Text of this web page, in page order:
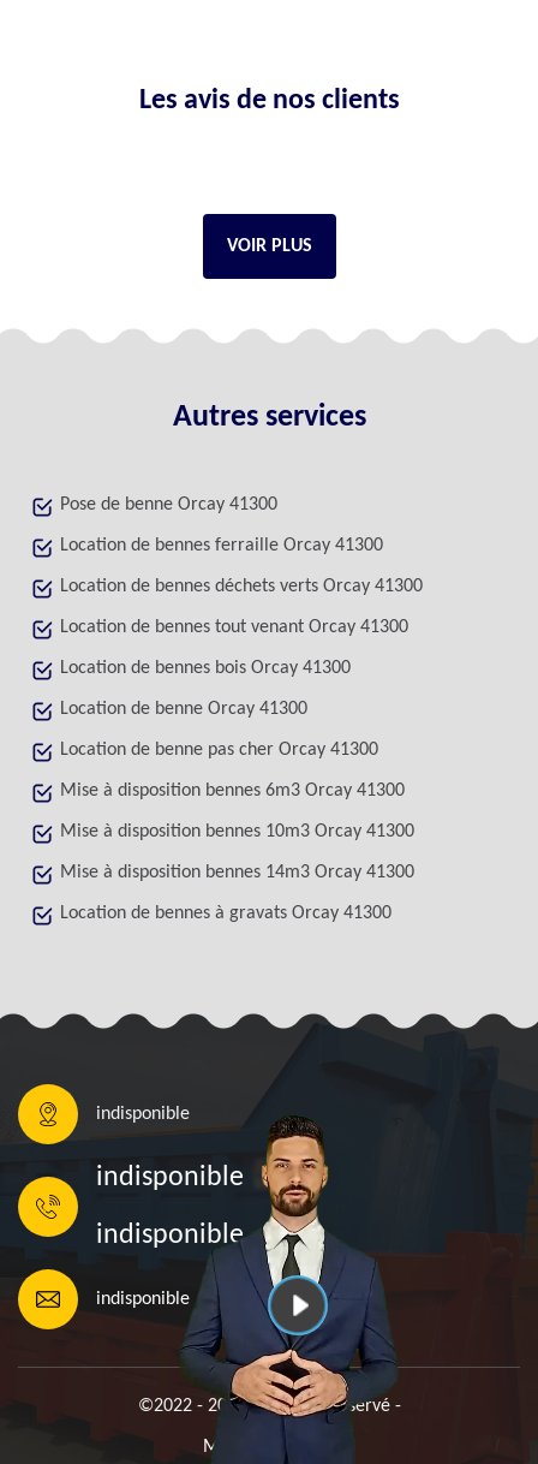
Les avis de nos clients
VOIR PLUS
Autres services
Pose de benne Orcay 41300
Location de bennes ferraille Orcay 41300
Location de bennes déchets verts Orcay 41300
Location de bennes tout venant Orcay 41300
Location de bennes bois Orcay 41300
Location de benne Orcay 41300
Location de benne pas cher Orcay 41300
Mise à disposition bennes 6m3 Orcay 41300
Mise à disposition bennes 10m3 Orcay 41300
Mise à disposition bennes 14m3 Orcay 41300
Location de bennes à gravats Orcay 41300
indisponible
indisponible
indisponible
indisponible
©2022 - 2026 Tout droit réservé -
Mentions légales